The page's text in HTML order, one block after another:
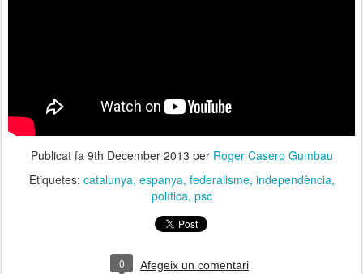
Publicat fa 9th December 2013 per Roger Casero Gumbau
Etiquetes: catalunya espanya federalisme independència
política psc
0 Afegeix un comentari